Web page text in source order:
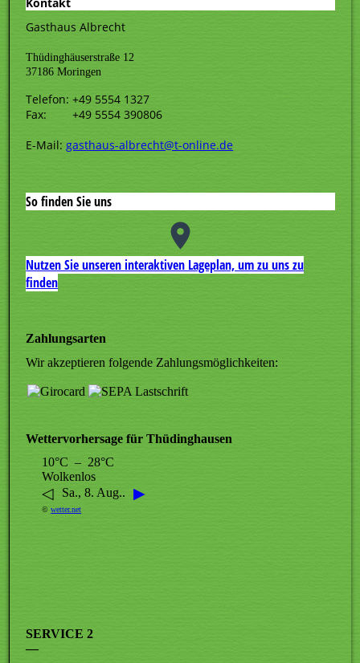
Gasthaus Albrecht
Thüdinghäuserstraße 12
37186 Moringen
Telefon: +49 5554 1327
Fax: +49 5554 390806
E-Mail:gasthaus-albrecht@t-online.de
So finden Sie uns
Nutzen Sie unseren interaktiven La­ge­plan, um zu uns zu
finden
Zahlungsarten
Wir akzeptieren folgende Zahlungsmöglichkeiten:
Wettervorhersage für Thüdinghausen
10°C – 28°C
Wolkenlos
◁ Sa., 8. Aug.. ▶
©wetter.net
SERVICE 2
—